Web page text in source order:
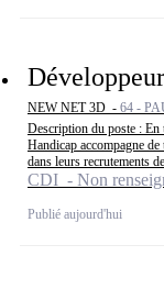
NEW NET 3D - 64 -
Description du poste : En
Handicap accompagne
dans leurs recrutements
CDI - Non
Publié aujourd'hui